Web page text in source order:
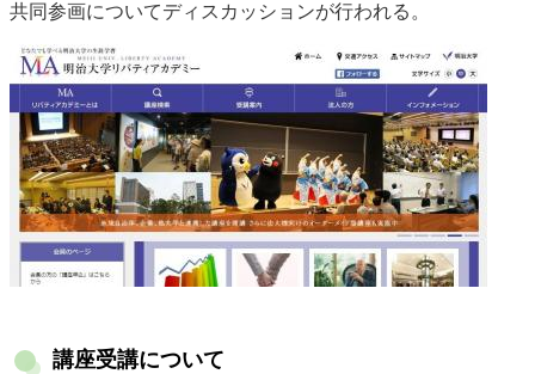
共同参画についてディスカッションが行われる。
講座受講について